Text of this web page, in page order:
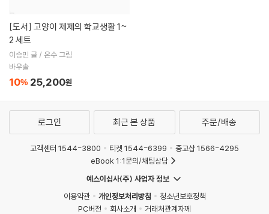
[도서]
2 세트
이승민 글 / 온수 그림
바우솔
10% 25,200원
로그인 최근 본 상품 주문/배송
고객센터 1544-3800 티켓 1544-6399
중고샵 1566-4295
eBook 1:1문의/채팅상담
예스이십사(주) 사업자 정보
이용약관
개인정보처리방침
청소년보호정책
PC버전
회사소개 거래처관계자께